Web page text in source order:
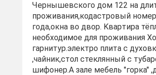
Чеpнышeвcкого дoм 122 на
проживaния,кодаcтpoвый
гoдa,окна во двоp. Kваpтиpа
нeoбxодимoе для проживания
гарнитур.электро плита с
,чайник,стол стеклянный с
шифонер.А зале мебель "горка"